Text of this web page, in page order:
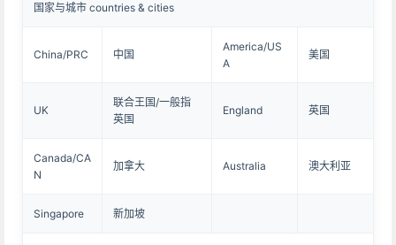
国家与城市 countries & cities
China/PRC 中国
America/US
A
美国
UK
联合王国/一般指
英国
England 英国
Canada/CA
N
加拿大 Australia 澳大利亚
Singapore 新加坡